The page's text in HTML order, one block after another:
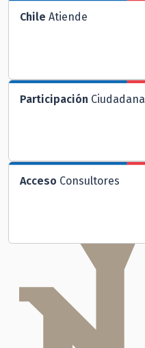
Chile Atiende
Participación Ciudadana
Acceso Consultores